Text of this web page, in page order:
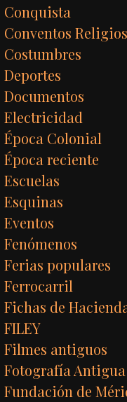
Conquista
Conventos
Costumbres
Deportes
Documentos
Electricidad
Época Colonial
Época reciente
Escuelas
Esquinas
Eventos
Fenómenos
Ferias populares
Ferrocarril
Fichas de
FILEY
Filmes antiguos
Fotografía Antigua
Fundación de